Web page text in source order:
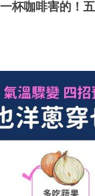
一杯咖啡害的！
活習慣，害你胃